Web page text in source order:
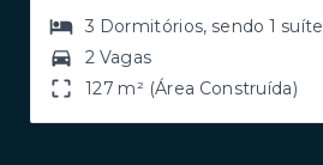
3 Dormitórios, sendo1 suíte
2 Vagas
127 m² (Área Construída)